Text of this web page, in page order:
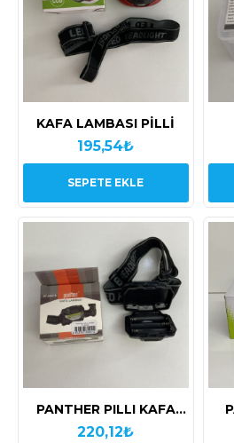
KAFA LAMBASI PİLLİ
195,54₺
SEPETE EKLE
PANTHER PILLI KAFA
LAMBASI
220,12₺